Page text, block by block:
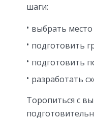
шаги:
выбрать место
подготовить
подготовить
разработать
Торопиться с